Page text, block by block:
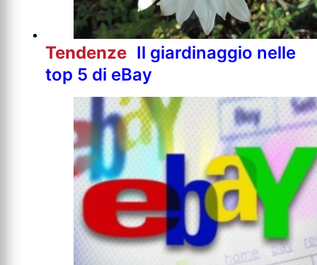
Tendenze Il giardinaggio nelle
top 5 di eBay